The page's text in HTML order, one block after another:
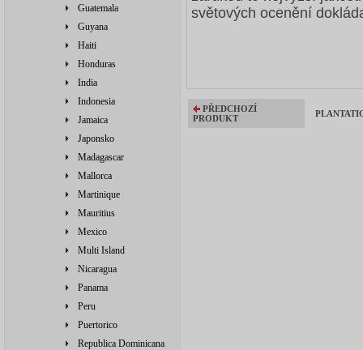
Guatemala
Guyana
Haiti
Honduras
India
Indonesia
Jamaica
Japonsko
Madagascar
Mallorca
Martinique
Mauritius
Mexico
Multi Island
Nicaragua
Panama
Peru
Puertorico
Republica Dominicana
světových ocenění
PŘEDCHOZÍ
PRODUKT